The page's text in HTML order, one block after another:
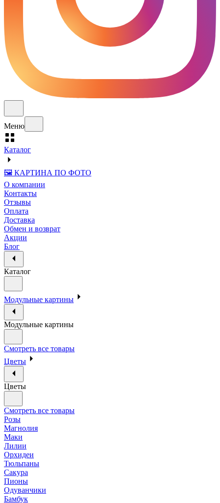
Меню
Каталог
🖼️ КАРТИНА ПО ФОТО
О компании
Контакты
Отзывы
Оплата
Доставка
Обмен и возврат
Акции
Блог
Каталог
Модульные картины
Модульные картины
Смотреть все товары
Цветы
Цветы
Смотреть все товары
Розы
Магнолия
Маки
Лилии
Орхидеи
Тюльпаны
Сакура
Пионы
Одуванчики
Бамбук